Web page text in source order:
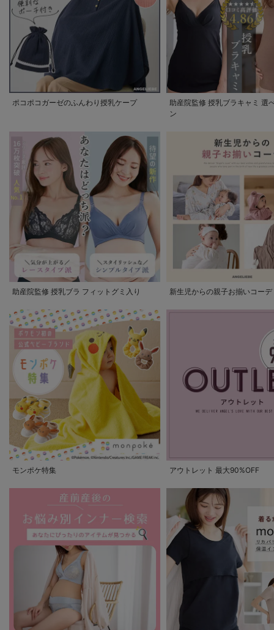
ポコポコガーゼのふんわり授乳ケープ
助産院監修 授乳ブラキャミ 選
ン
助産院監修 授乳ブラ フィットグミ入り 新生児からの親子お揃いコーデ
モンポケ特集 アウトレット 最大90%OFF